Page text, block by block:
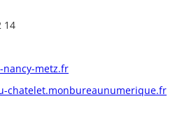
14
nancy-metz.fr
chatelet.monbureaunumerique.fr